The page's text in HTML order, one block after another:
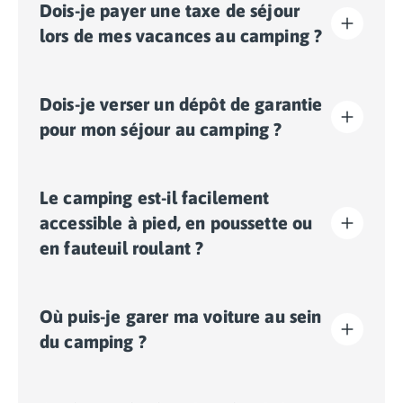
Dois-je payer une taxe de séjour
lors de mes vacances au camping ?
sites touristiques. Il vous faudra donc l’acquitter lors
de votre enregistrement en ligne ou une fois sur place.
Dois-je verser un dépôt de garantie
pour mon séjour au camping ?
votre enregistrement en ligne ou une fois sur place.
Le camping est-il facilement
accessible à pied, en poussette ou
en fauteuil roulant ?
camping se font facilement à pied, en poussette ou en
fauteuil roulant.
Où puis-je garer ma voiture au sein
du camping ?